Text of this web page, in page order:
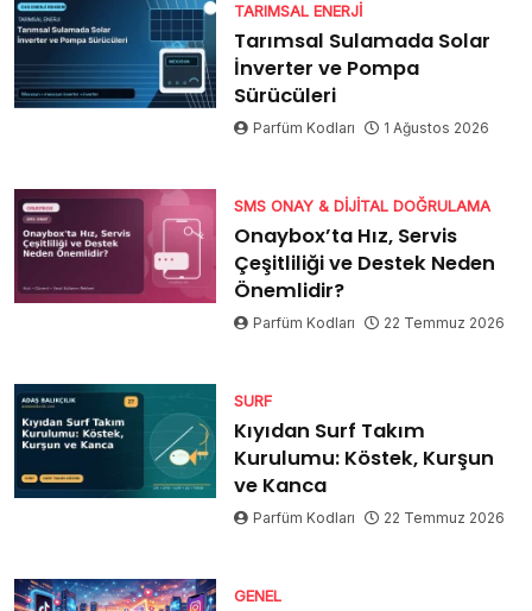
TARIMSAL ENERJI
Tarımsal Sulamada Solar
İnverter ve Pompa
Sürücüleri
Parfüm Kodları 1 Ağustos 2026
SMS ONAY & DIJITAL DOĞRULAMA
Onaybox’ta Hız, Servis
Çeşitliliği ve Destek Neden
Önemlidir?
Parfüm Kodları 22 Temmuz 2026
SURF
Kıyıdan Surf Takım
Kurulumu: Köstek, Kurşun
ve Kanca
Parfüm Kodları 22 Temmuz 2026
GENEL